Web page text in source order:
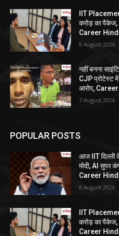
IIT
करोड़ का पैकेज,
Career
8 August 2026
नहीं बनना
CJP प्रोटेस्ट में
आरोप,
7 August 2026
POPULAR POSTS
आज IIT दिल्ली के
मोदी, AI सुपर
Career
8 August 2026
IIT
करोड़ का पैकेज,
Career